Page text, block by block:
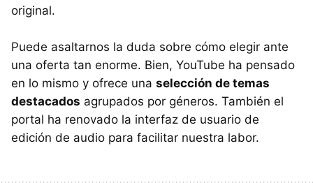
original.
Puede asaltarnos la duda sobre cómo elegir ante
una oferta tan enorme. Bien, YouTube ha pensado
en lo mismo y ofrece una selección de temas
destacados agrupados por géneros. También el
portal ha renovado la interfaz de usuario de
edición de audio para facilitar nuestra labor.